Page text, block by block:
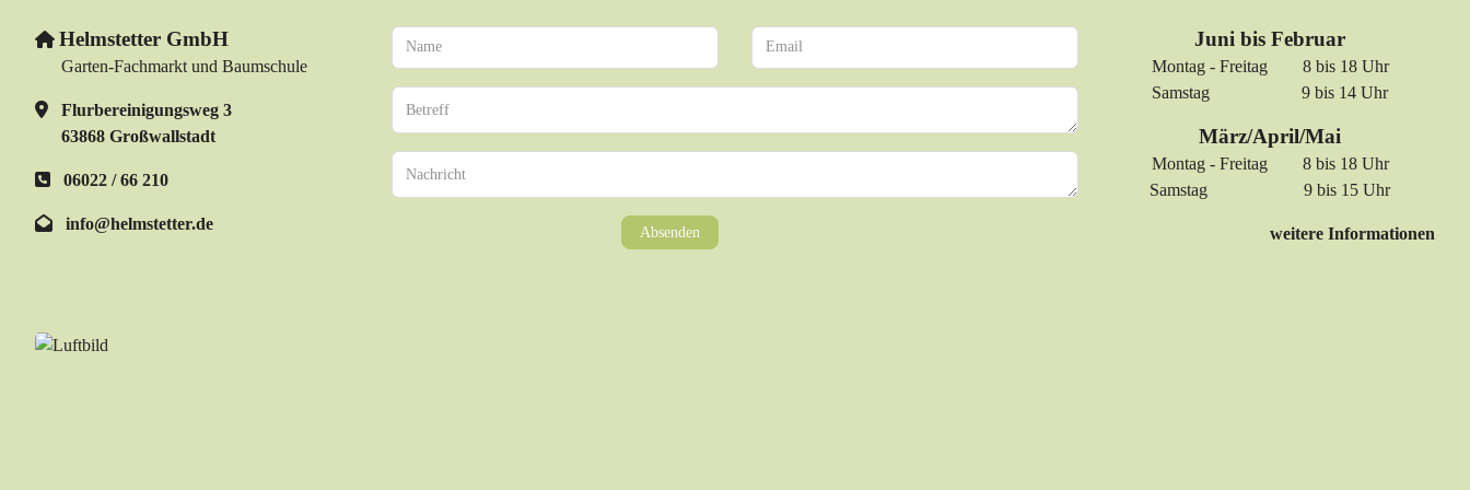
Helmstetter GmbH
Garten-Fachmarkt und Baumschule
Flurbereinigungsweg 3
63868 Großwallstadt
06022 / 66 210
info@helmstetter.de Absenden
Juni bis Februar
Montag - Freitag 8 bis 18 Uhr
Samstag 9 bis 14 Uhr
März/April/Mai
Montag - Freitag 8 bis 18 Uhr
Samstag 9 bis 15 Uhr
weitere Informationen